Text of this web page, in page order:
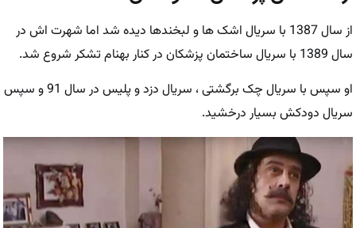
از سال 1387 با سریال اشک ها و لبخندها دیده شد اما شهرت اش در
سال 1389 با سریال ساختمان پزشکان در کنار بهنام تشکر شروع شد.
او سپس با سریال چک برگشتی ، سریال دزد و پلیس در سال 91 و سپس
سریال دودکش بسیار درخشید.